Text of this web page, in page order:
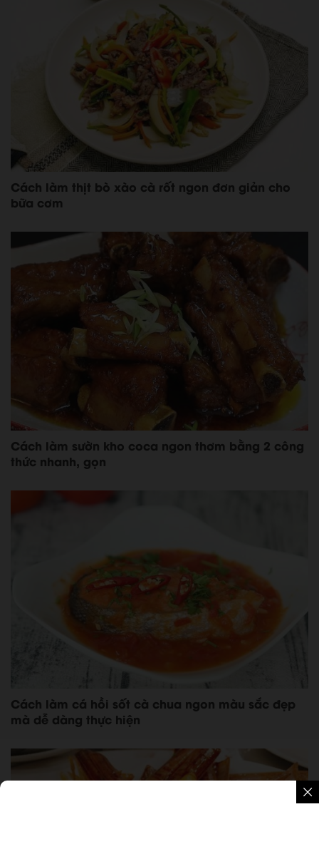
Cách làm thịt bò xào cà rốt ngon đơn giản cho
bữa cơm
Cách làm sườn kho coca ngon thơm bằng 2 công
thức nhanh, gọn
Cách làm cá hồi sốt cà chua ngon màu sắc đẹp
mà dễ dàng thực hiện